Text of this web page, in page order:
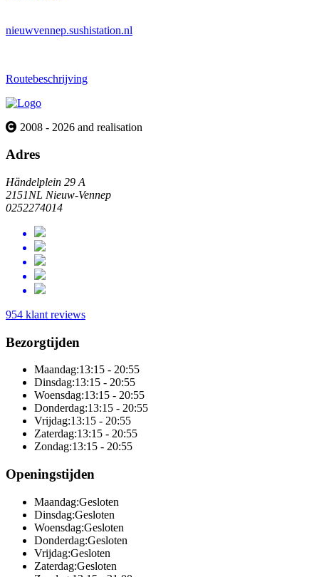
nieuwvennep.sushistation.nl
Routebeschrijving
2008 - 2026 and realisation
Adres
Händelplein 29 A
2151NL Nieuw-Vennep
0252274014
954 klant reviews
Bezorgtijden
Maandag:13:15 - 20:55
Dinsdag:13:15 - 20:55
Woensdag:13:15 - 20:55
Donderdag:13:15 - 20:55
Vrijdag:13:15 - 20:55
Zaterdag:13:15 - 20:55
Zondag:13:15 - 20:55
Openingstijden
Maandag:Gesloten
Dinsdag:Gesloten
Woensdag:Gesloten
Donderdag:Gesloten
Vrijdag:Gesloten
Zaterdag:Gesloten